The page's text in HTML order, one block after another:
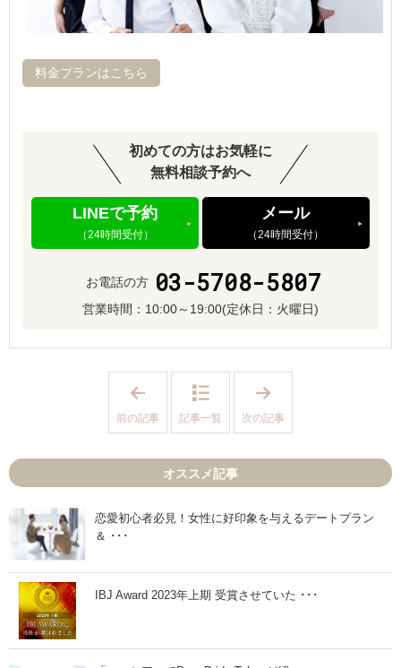
料金プランはこちら
初めての方はお気軽に
無料相談予約へ
LINEで予約
（24時間受付）
メール
（24時間受付）
お電話の方 03-5708-5807
営業時間： 10:00～19:00(定休日：火曜日)
い
お
断
り
続
く
直
事
前の記事 記事一覧
の
り
わ
で
気
い
次の記事
オススメ記事
恋愛初心者必見！女性に好印象を与えるデートプラン
＆ ･･･
IBJ Award 2023年上期 受賞させていた ･･･